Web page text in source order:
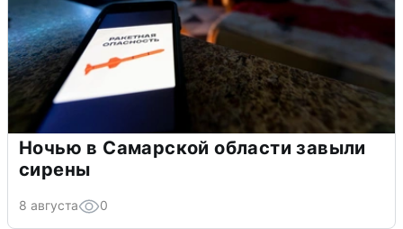
Ночью в Самарской области завыли
сирены
8 августа 0